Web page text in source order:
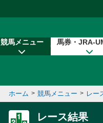
競馬メニュー 馬券・JRA-
ホーム > 競馬メニュー > レー
レース結果